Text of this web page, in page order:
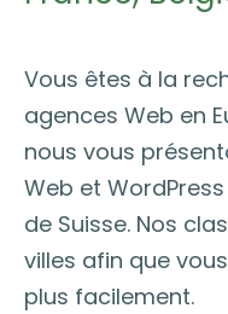
Vous êtes à la
agences Web en
nous vous
Web et
de Suisse. Nos
villes afin que
plus facilement.